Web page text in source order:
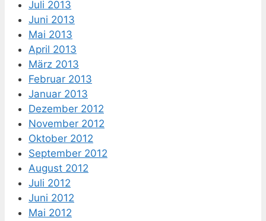
Juli 2013
Juni 2013
Mai 2013
April 2013
März 2013
Februar 2013
Januar 2013
Dezember 2012
November 2012
Oktober 2012
September 2012
August 2012
Juli 2012
Juni 2012
Mai 2012